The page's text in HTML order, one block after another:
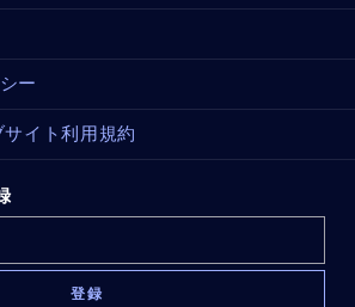
ー
イト利用規約